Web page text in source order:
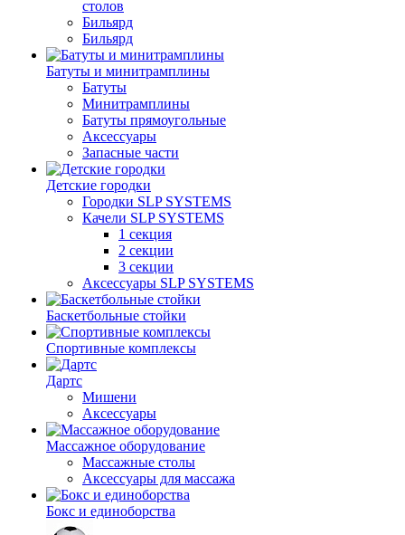
столов
Бильяpд
Бильяpд
Батуты и минитрамплины
Батуты
Минитрамплины
Батуты прямоугольные
Аксессуары
Запасные части
Детские городки
Городки SLP SYSTEMS
Качели SLP SYSTEMS
1 секция
2 секции
3 секции
Аксессуары SLP SYSTEMS
Баскетбольные стойки
Спортивные комплексы
Дартс
Мишени
Аксессуары
Массажное оборудование
Массажные столы
Аксессуары для массажа
Бокс и единоборства